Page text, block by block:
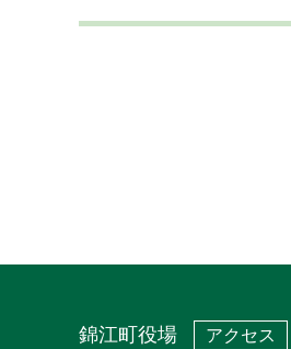
錦江町役場 アクセス